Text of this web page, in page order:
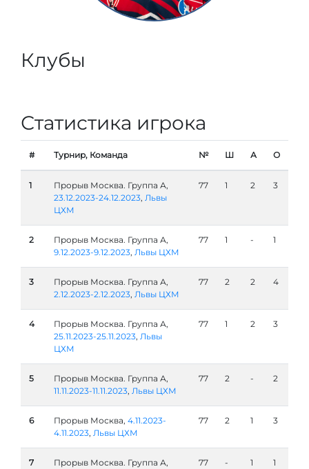
Клубы
Статистика игрока
# Турнир, Команда № Ш А О
1
Прорыв Москва. Группа А,
23.12.2023-24.12.2023, Львы
ЦХМ
77 1 2 3
2
Прорыв Москва. Группа А,
9.12.2023-9.12.2023, Львы ЦХМ
77 1 - 1
3
Прорыв Москва. Группа А,
2.12.2023-2.12.2023, Львы ЦХМ
77 2 2 4
4
Прорыв Москва. Группа А,
25.11.2023-25.11.2023, Львы
ЦХМ
77 1 2 3
5
Прорыв Москва. Группа А,
11.11.2023-11.11.2023, Львы ЦХМ
77 2 - 2
6 Прорыв Москва, 4.11.2023-
4.11.2023, Львы ЦХМ
77 2 1 3
7
Прорыв Москва. Группа А,
77 - 1 1